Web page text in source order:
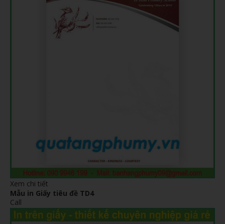
Xem chi tiết
Mẫu in Giấy tiêu đề TD4
Call